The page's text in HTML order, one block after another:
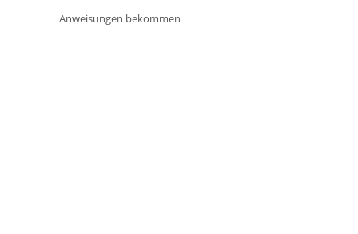
Anweisungen bekommen